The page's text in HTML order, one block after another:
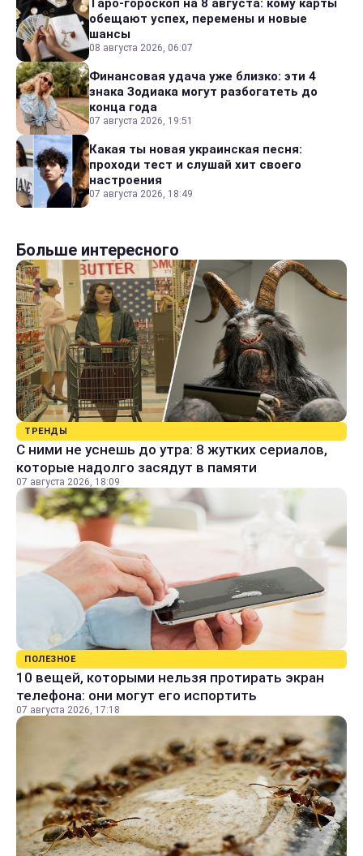
Таро-гороскоп на 8 августа: кому карты
обещают успех, перемены и новые
шансы
08 августа 2026, 06:07
Финансовая удача уже близко: эти 4
знака Зодиака могут разбогатеть до
конца года
07 августа 2026, 19:51
Какая ты новая украинская песня:
проходи тест и слушай хит своего
настроения
07 августа 2026, 18:49
Больше интересного
ТРЕНДЫ
С ними не уснешь до утра: 8 жутких сериалов,
которые надолго засядут в памяти
07 августа 2026, 18:09
ПОЛЕЗНОЕ
10 вещей, которыми нельзя протирать экран
телефона: они могут его испортить
07 августа 2026, 17:18